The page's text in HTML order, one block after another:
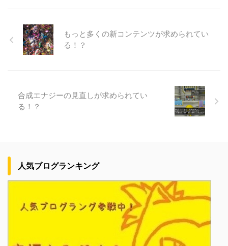
もっと多くの新コンテンツが求められてい
る！？
合成エナジーの見直しが求められてい
る！？
人気ブログランキング